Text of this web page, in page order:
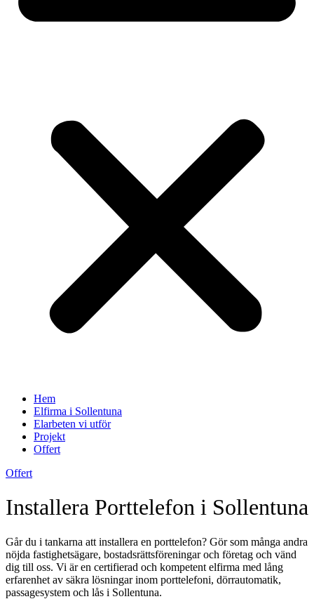
Hem
Elfirma i Sollentuna
Elarbeten vi utför
Projekt
Offert
Offert
Installera Porttelefon i Sollentuna
Går du i tankarna att installera en porttelefon? Gör som många andra
nöjda fastighetsägare, bostadsrättsföreningar och företag och vänd
dig till oss. Vi är en certifierad och kompetent elfirma med lång
erfarenhet av säkra lösningar inom porttelefoni, dörrautomatik,
passagesystem och lås i Sollentuna.